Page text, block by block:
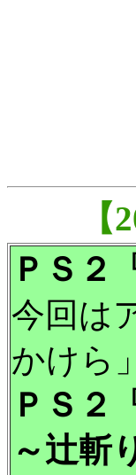
ＰＳ２
今回は
かけら
ＰＳ２
～辻斬